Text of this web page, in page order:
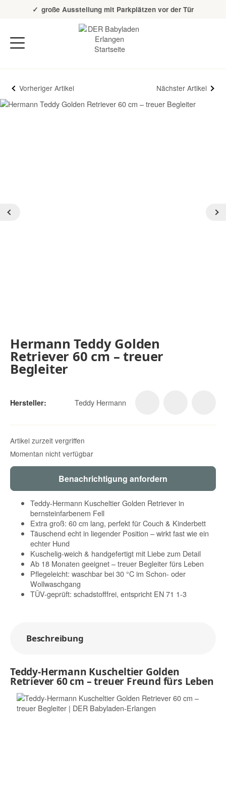
Über 20 Jahre Erfahrung
große Ausstellung mit Parkplätzen vor der Tür
Vorheriger Artikel Nächster Artikel
Hermann Teddy Golden
Retriever 60 cm – treuer
Begleiter
Hersteller: Teddy Hermann
Artikel zurzeit vergriffen
Momentan nicht verfügbar
Benachrichtigung anfordern
Teddy-Hermann Kuscheltier Golden Retriever in
bernsteinfarbenem Fell
Extra groß: 60 cm lang, perfekt für Couch & Kinderbett
Täuschend echt in liegender Position – wirkt fast wie ein
echter Hund
Kuschelig-weich & handgefertigt mit Liebe zum Detail
Ab 18 Monaten geeignet – treuer Begleiter fürs Leben
Pflegeleicht: waschbar bei 30 °C im Schon- oder
Wollwaschgang
TÜV-geprüft: schadstofffrei, entspricht EN 71 1-3
Beschreibung
Teddy-Hermann Kuscheltier Golden
Retriever 60 cm – treuer Freund fürs Leben